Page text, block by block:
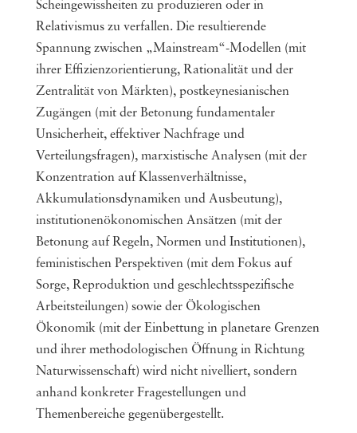
Scheingewissheiten zu produzieren oder in
Relativismus zu verfallen. Die resultierende
Spannung zwischen „Mainstream“-Modellen (mit
ihrer Effizienzorientierung, Rationalität und der
Zentralität von Märkten), postkeynesianischen
Zugängen (mit der Betonung fundamentaler
Unsicherheit, effektiver Nachfrage und
Verteilungsfragen), marxistische Analysen (mit der
Konzentration auf Klassenverhältnisse,
Akkumulationsdynamiken und Ausbeutung),
institutionenökonomischen Ansätzen (mit der
Betonung auf Regeln, Normen und Institutionen),
feministischen Perspektiven (mit dem Fokus auf
Sorge, Reproduktion und geschlechtsspezifische
Arbeitsteilungen) sowie der Ökologischen
Ökonomik (mit der Einbettung in planetare Grenzen
und ihrer methodologischen Öffnung in Richtung
Naturwissenschaft) wird nicht nivelliert, sondern
anhand konkreter Fragestellungen und
Themenbereiche gegenübergestellt.